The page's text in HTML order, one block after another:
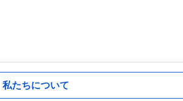
私たちについて